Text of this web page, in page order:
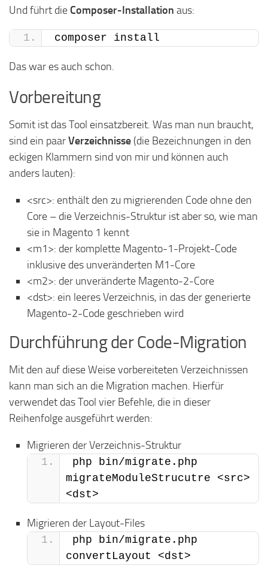
Und führt die Composer-Installation aus:
composer install
Das war es auch schon.
Vorbereitung
Somit ist das Tool einsatzbereit. Was man nun braucht,
sind ein paarVerzeichnisse (die Bezeichnungen in den
eckigen Klammern sind von mir und können auch
anders lauten):
<src>: enthält den zu migrierenden Code ohne den
Core – die Verzeichnis-Struktur ist aber so, wie man
sie in Magento 1 kennt
<m1>: der komplette Magento-1-Projekt-Code
inklusive des unveränderten M1-Core
<m2>: der unveränderte Magento-2-Core
<dst>: ein leeres Verzeichnis, in das der generierte
Magento-2-Code geschrieben wird
Durchführung der Code-Migration
Mit den auf diese Weise vorbereiteten Verzeichnissen
kann man sich an die Migration machen. Hierfür
verwendet das Tool vier Befehle, die in dieser
Reihenfolge ausgeführt werden:
Migrieren der Verzeichnis-Struktur
php bin/migrate.php
migrateModuleStrucutre <src>
<dst>
Migrieren der Layout-Files
php bin/migrate.php
convertLayout <dst>